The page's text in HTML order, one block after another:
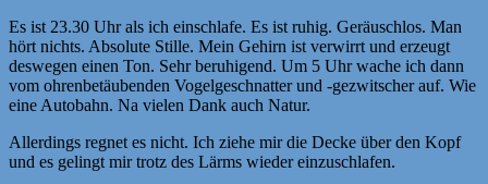
Es ist 23.30 Uhr als ich einschlafe. Es ist ruhig. Geräuschlos. Man
hört nichts. Absolute Stille. Mein Gehirn ist verwirrt und erzeugt
deswegen einen Ton. Sehr beruhigend. Um 5 Uhr wache ich dann
vom ohrenbetäubenden Vogelgeschnatter und -gezwitscher auf. Wie
eine Autobahn. Na vielen Dank auch Natur.
Allerdings regnet es nicht. Ich ziehe mir die Decke über den Kopf
und es gelingt mir trotz des Lärms wieder einzuschlafen.